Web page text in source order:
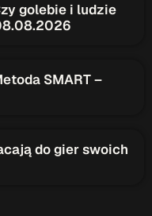
golebie i ludzie
SMART –
do gier swoich